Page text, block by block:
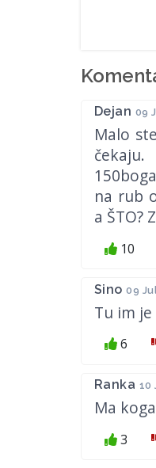
Dejan 09
Malo
na rub
a ŠTO?
10
Sino09
Tu im je
6
Ranka 10
Ma
3